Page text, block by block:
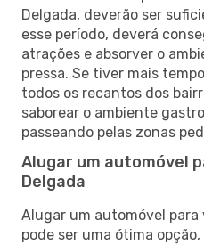
Delgada, deverão ser
esse período, deverá
atrações e absorver o
pressa. Se tiver mais
todos os recantos dos
saborear o ambiente
passeando pelas zonas
Alugar um automóvel
Delgada
Alugar um automóvel
pode ser uma ótima